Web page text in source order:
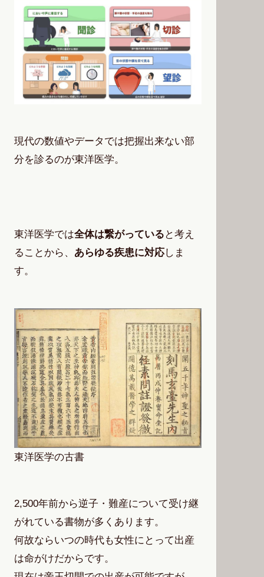
現代の数値やデータでは把握出来ない部
分を診るのが東洋医学。
東洋医学では全体は繋がっている と考え
ることから、 あらゆる疾患に対応しま
す。
東洋医学の古書
2,500年前から逆子・難産について受け継
がれている書物が多くあります。
何故ならいつの時代も女性にとって出産
は命がけだからです。